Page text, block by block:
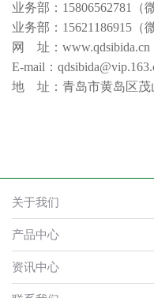
业务部：15806562781（
业务部：15621186915（
网 址：www.qdsibida.cn
E-mail：
地 址：青岛市黄岛区茂
关于我们
产品中心
资讯中心